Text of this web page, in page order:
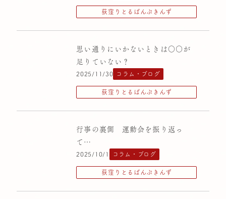
高円寺りとるぱんぷきんず荻窪りとるぱんぷきんず
思い通りにいかないときは○○が
足りていない？
2025/11/30 コラム・ブログ
荻窪りとるぱんぷきんず
行事の裏側 運動会を振り返っ
て…
2025/10/1 コラム・ブログ
荻窪りとるぱんぷきんず